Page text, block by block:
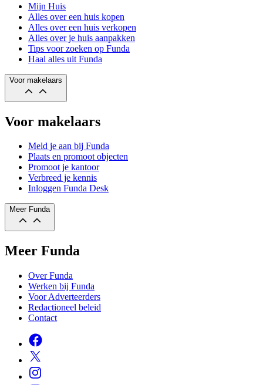
Mijn Huis
Alles over een huis kopen
Alles over een huis verkopen
Alles over je huis aanpakken
Tips voor zoeken op Funda
Haal alles uit Funda
Voor makelaars
Voor makelaars
Meld je aan bij Funda
Plaats en promoot objecten
Promoot je kantoor
Verbreed je kennis
Inloggen Funda Desk
Meer Funda
Meer Funda
Over Funda
Werken bij Funda
Voor Adverteerders
Redactioneel beleid
Contact